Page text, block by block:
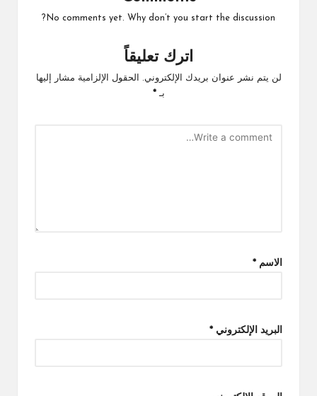
No comments yet. Why don’t you start the discussion?
اترك تعليقاً
لن يتم نشر عنوان بريدك الإلكتروني.
الحقول الإلزامية مشار إليها
بـ*
الاسم *
البريد الإلكتروني *